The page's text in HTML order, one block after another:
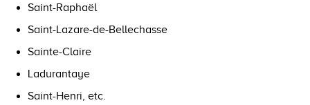
Saint-Raphaël
Saint-Lazare-de-Bellechasse
Sainte-Claire
Ladurantaye
Saint-Henri, etc.